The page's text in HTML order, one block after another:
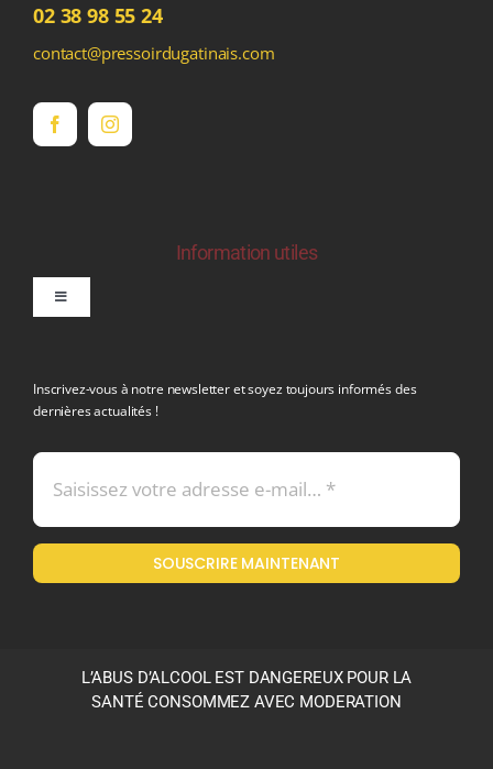
02 38 98 55 24
contact@pressoirdugatinais.com
Information utiles
Toggle
Mentions légales
Politique en matière de remboursements et de retours
Inscrivez-vous à notre newsletter et soyez toujours informés des
dernières actualités !
SOUSCRIRE MAINTENANT
L’ABUS D’ALCOOL EST DANGEREUX POUR LA
SANTÉ CONSOMMEZ AVEC MODERATION